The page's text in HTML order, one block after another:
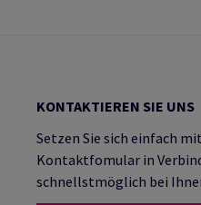
KONTAKTIEREN SIE UNS
Setzen Sie sich einfach
Kontaktfomular in
schnellstmöglich bei